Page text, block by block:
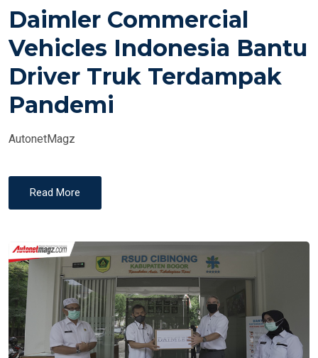
T
D
O
Daimler Commercial
Vehicles Indonesia Bantu
Driver Truk Terdampak
Pandemi
AutonetMagz
Read More